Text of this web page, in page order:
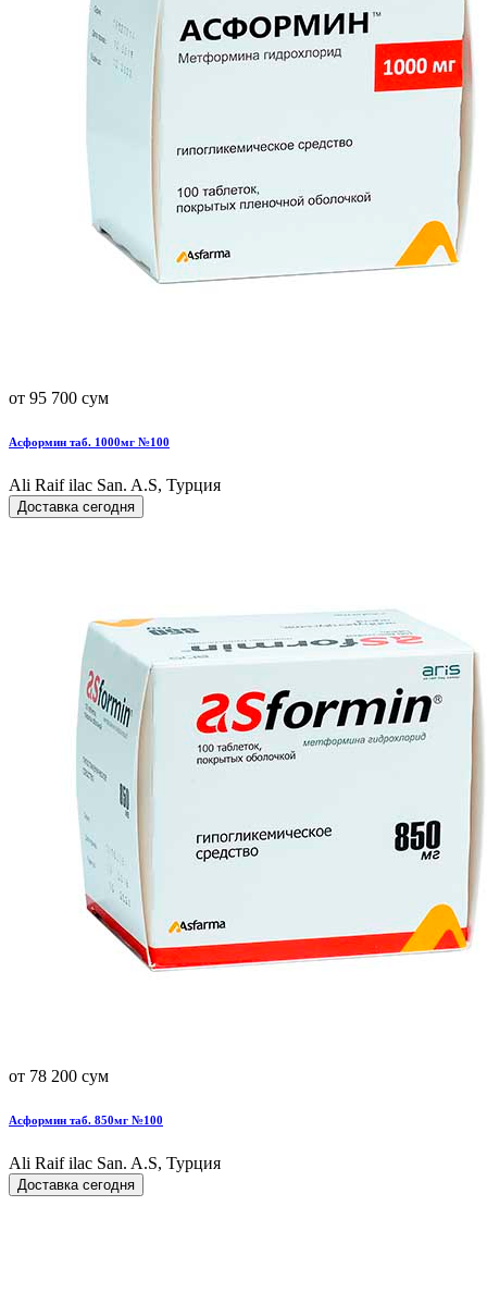
от 95 700 сум
Асформин таб. 1000мг №100
Ali Raif ilac San. A.S, Турция
Доставка сегодня
от 78 200 сум
Асформин таб. 850мг №100
Ali Raif ilac San. A.S, Турция
Доставка сегодня